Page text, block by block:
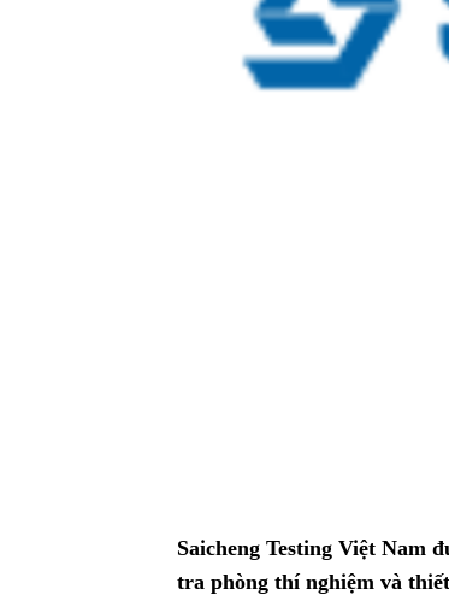
Saicheng Testing Việt Nam
tra phòng thí nghiệm và